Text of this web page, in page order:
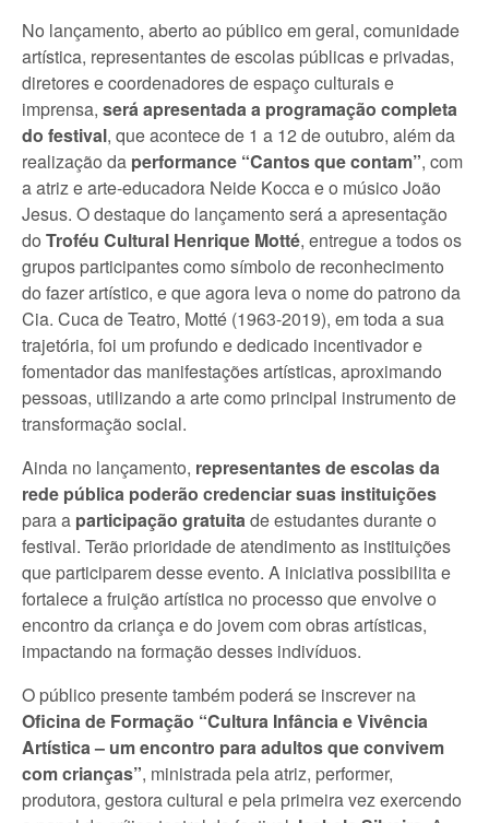
No lançamento, aberto ao público em geral, comunidade
artística, representantes de escolas públicas e privadas,
diretores e coordenadores de espaço culturais e
imprensa, seráapresentadaa programação completa
do festival, que acontece de 1 a 12 de outubro, além da
realização da performance “Cantos que contam”, com
a atriz e arte-educadora Neide Kocca e o músico João
Jesus. O destaque do lançamento será a apresentação
do Troféu Cultural Henrique Motté, entregue a todos os
grupos participantes como símbolo de reconhecimento
do fazer artístico, e que agora leva o nome do patrono da
Cia. Cuca de Teatro, Motté (1963-2019), em toda a sua
trajetória, foi um profundo e dedicado incentivador e
fomentador das manifestações artísticas, aproximando
pessoas, utilizando a arte como principal instrumento de
transformação social.
Ainda no lançamento, representantes de escolas da
rede pública poderão credenciar suas instituições
para a participação gratuitade estudantes durante o
festival. Terão prioridade de atendimento as instituições
que participarem desse evento. A iniciativa possibilita e
fortalece a fruição artística no processo que envolve o
encontro da criança e do jovem com obras artísticas,
impactando na formação desses indivíduos.
O público presente também poderá se inscrever na
Oficina de Formação “Cultura Infância e Vivência
Artística – um encontro para adultos que convivem
com crianças”, ministrada pela atriz, performer,
produtora, gestora cultural e pela primeira vez exercendo